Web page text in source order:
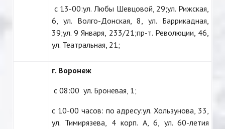
с 13-00:ул. Любы Шевцовой, 29;ул. Рижская,
6, ул. Волго-Донская, 8, ул. Баррикадная,
39;ул. 9 Января, 233/21;пр-т. Революции, 46,
ул. Театральная, 21;
г. Воронеж
с 08:00 ул. Броневая, 1;
с 10-00 часов: по адресу:ул. Хользунова, 33,
ул. Тимирязева, 4 корп. А, 6, ул. 60-летия